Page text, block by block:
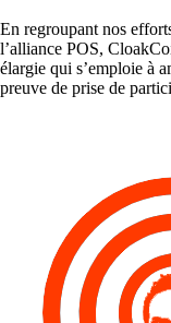
En regroupant nos
l’alliance POS,
élargie qui s’emploie à
preuve de prise de